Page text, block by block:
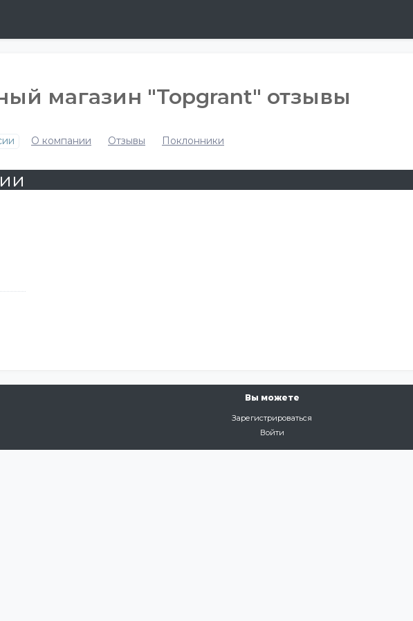
магазин "Topgrant" отзывы
О компании Отзывы Поклонники
Вы можете
Зарегистрироваться
Войти